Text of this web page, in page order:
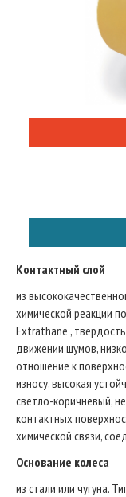
Контактный слой
из
химической реакции
Extrathane ,
движении шумов,
отношение к
износу, высокая
светло-коричневый,
контактных
химической связи,
Основание колеса
из стали или чугуна.